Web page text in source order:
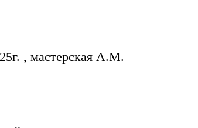
, мастерская А.М.